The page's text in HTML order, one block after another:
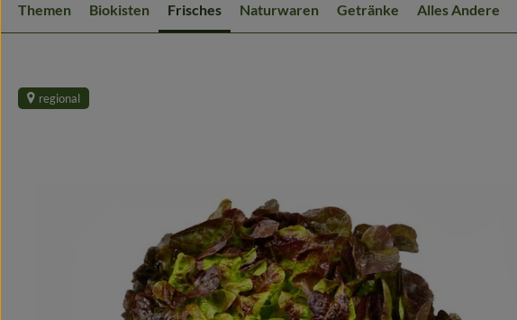
Themen Biokisten Frisches Naturwaren Getränke Alles Andere
regional